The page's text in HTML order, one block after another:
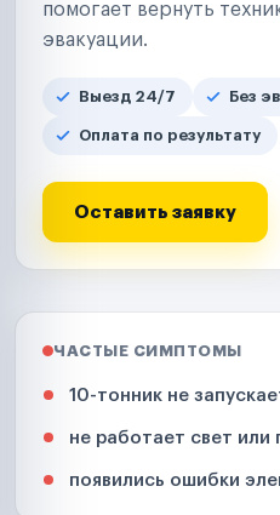
помогает вернуть
эвакуации.
Выезд 24/7 Без
Оплата по результату
Оставить заявку
ЧАСТЫЕ СИМПТОМЫ
10-тонник не
не работает свет или
появились ошибки